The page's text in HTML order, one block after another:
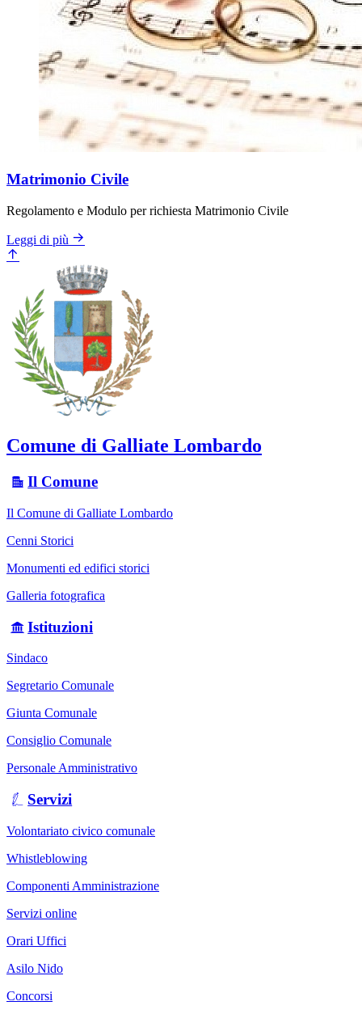
Matrimonio Civile
Regolamento e Modulo per richiesta Matrimonio Civile
Leggi di più
Comune di Galliate Lombardo
Il Comune
Il Comune di Galliate Lombardo
Cenni Storici
Monumenti ed edifici storici
Galleria fotografica
Istituzioni
Sindaco
Segretario Comunale
Giunta Comunale
Consiglio Comunale
Personale Amministrativo
Servizi
Volontariato civico comunale
Whistleblowing
Componenti Amministrazione
Servizi online
Orari Uffici
Asilo Nido
Concorsi